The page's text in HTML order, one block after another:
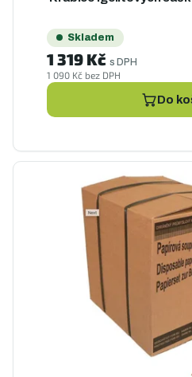
Skladem
1 090 Kč bez DPH
1 319 Kč s DPH
Do